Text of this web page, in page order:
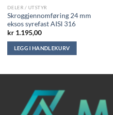
DELER / UTSTYR
Skroggjennomføring 24 mm
eksos syrefast AISI 316
kr1.195,00
LEGG I HANDLEKURV